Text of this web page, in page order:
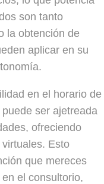
son tanto
la obtención de
aplicar en su
en el horario de
ser ajetreada
ofreciendo
Esto
que mereces
el consultorio,